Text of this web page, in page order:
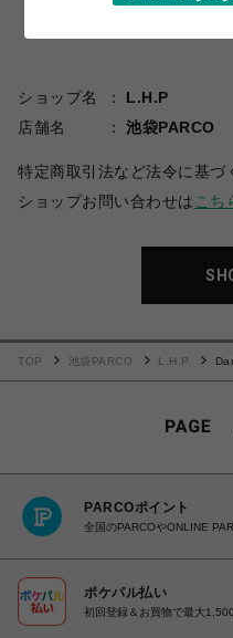
ショップ名
L.H.P
店舗名
池袋PARCO
特定商取引法など法令に基づ
ショップお問い合わせは こち
TOP 池袋PARCO L.H.P
PARCOポイント
全国のPARCOやONLINE
ポケパル払い
初回登録＆お買物で最大